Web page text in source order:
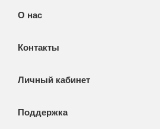
О нас
Контакты
Личный кабинет
Поддержка
СМИ и оффлайн реклама